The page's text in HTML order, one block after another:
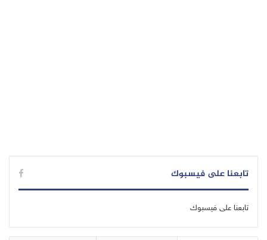
تابعنا على فيسبوك
تابعنا على فيسبوك